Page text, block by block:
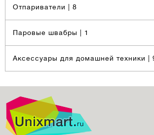
Отпариватели | 8
Паровые швабры | 1
Аксессуары для домашней техники |